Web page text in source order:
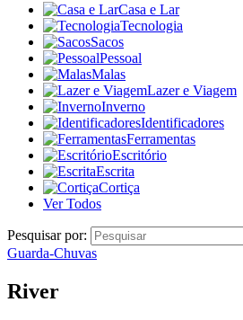
Casa e Lar
Tecnologia
Sacos
Pessoal
Malas
Lazer e Viagem
Inverno
Identificadores
Ferramentas
Escritório
Escrita
Cortiça
Ver Todos
Pesquisar por:
Guarda-Chuvas
River